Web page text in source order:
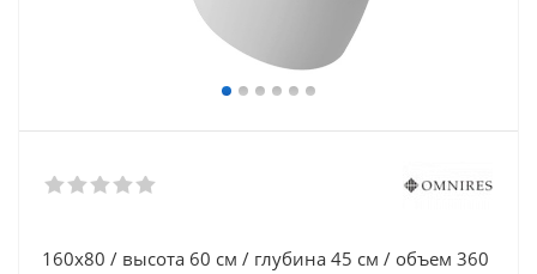
160х80 / высота 60 см / глубина 45 см / объем 360